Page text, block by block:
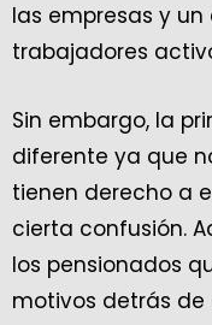
las empresas y
trabajadores
Sin embargo, la
diferente ya que
tienen derecho a
cierta confusión.
los pensionados
motivos detrás de